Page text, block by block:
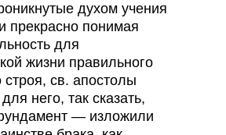
духом учения
прекрасно понимая
для
жизни правильного
строя, св. апостолы
него, так сказать,
— изложили